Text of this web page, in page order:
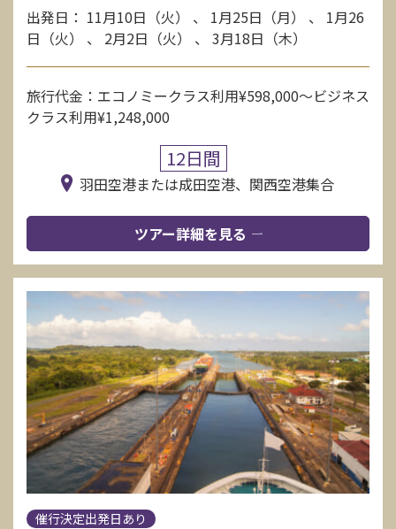
出発日： 11月10日（火） 、 1月25日（月） 、 1月26
日（火） 、 2月2日（火） 、 3月18日（木）
旅行代金：エコノミークラス利用¥598,000〜ビジネス
クラス利用¥1,248,000
12日間
羽田空港または成田空港、関西空港集合
ツアー詳細を見る
催行決定出発日あり